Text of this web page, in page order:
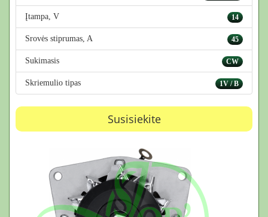
14
Įtampa, V
45
Srovės stiprumas, A
CW
Sukimasis
1V / B
Skriemulio tipas
Susisiekite